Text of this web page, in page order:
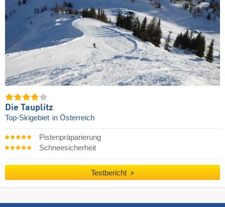
Die Tauplitz
Top-Skigebiet in Österreich
Pistenpräparierung
Schneesicherheit
Testbericht